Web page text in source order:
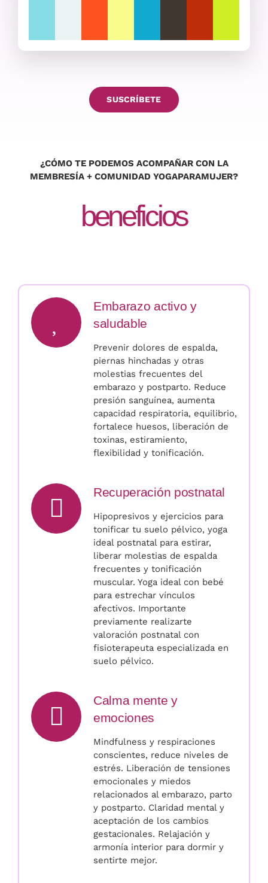
SUSCRÍBETE
¿CÓMO TE PODEMOS ACOMPAÑAR CON LA
MEMBRESÍA + COMUNIDAD YOGAPARAMUJER?
beneficios
Embarazo activo y
saludable
Prevenir dolores de espalda,
piernas hinchadas y otras
molestias frecuentes del
embarazo y postparto. Reduce
presión sanguínea, aumenta
capacidad respiratoria, equilibrio,
fortalece huesos, liberación de
toxinas, estiramiento,
flexibilidad y tonificación.
Recuperación postnatal
Hipopresivos y ejercicios para
tonificar tu suelo pélvico, yoga
ideal postnatal para estirar,
liberar molestias de espalda
frecuentes y tonificación
muscular. Yoga ideal con bebé
para estrechar vínculos
afectivos. Importante
previamente realizarte
valoración postnatal con
fisioterapeuta especializada en
suelo pélvico.
Calma mente y
emociones
Mindfulness y respiraciones
conscientes, reduce niveles de
estrés. Liberación de tensiones
emocionales y miedos
relacionados al embarazo, parto
y postparto. Claridad mental y
aceptación de los cambios
gestacionales. Relajación y
armonía interior para dormir y
sentirte mejor.